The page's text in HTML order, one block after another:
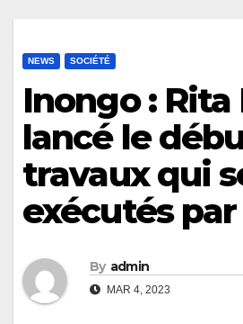
NEWS SOCIÉTÉ
Inongo : Rita
lancé le
travaux qui
exécutés par
By admin
MAR 4, 2023